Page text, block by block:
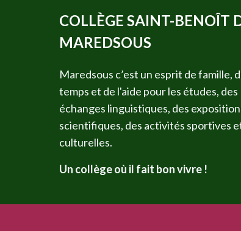
COLLÈGE SAINT-BENOÎT
MAREDSOUS
Maredsous c’est un esprit de famille,
temps et de l'aide pour les études, des
échanges linguistiques, des
scientifiques, des activités sportives
culturelles.
Un collège où il fait bon vivre !